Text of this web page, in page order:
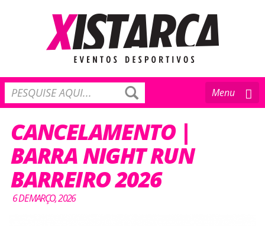
Toggle
navigation
Menu
CANCELAMENTO |
BARRA NIGHT RUN
BARREIRO 2026
6 DE MARÇO, 2026